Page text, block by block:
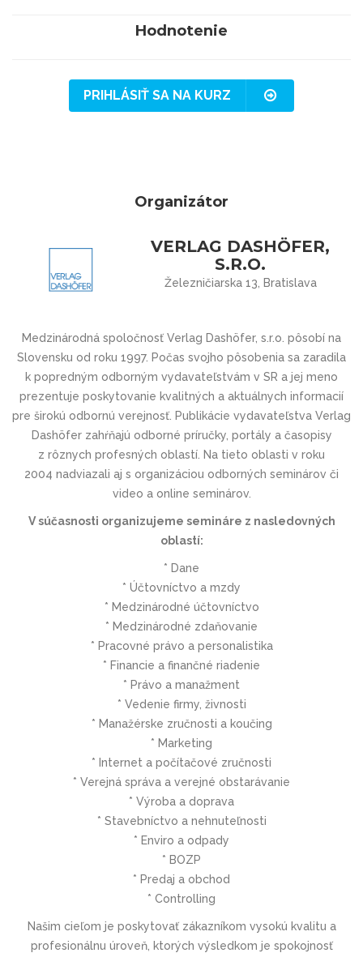
Hodnotenie
PRIHLÁSIŤ SA NA KURZ
Organizátor
VERLAG DASHÖFER,
S.R.O.
Železničiarska 13, Bratislava
Medzinárodná spoločnosť Verlag Dashöfer, s.r.o. pôsobí na
Slovensku od roku 1997. Počas svojho pôsobenia sa zaradila
k popredným odborným vydavateľstvám v SR a jej meno
prezentuje poskytovanie kvalitných a aktuálnych informacií
pre širokú odbornú verejnosť. Publikácie vydavateľstva Verlag
Dashöfer zahŕňajú odborné príručky, portály a časopisy
z rôznych profesných oblastí. Na tieto oblasti v roku
2004 nadviazali aj s organizáciou odborných seminárov či
video a online seminárov.
V súčasnosti organizujeme semináre z nasledovných
oblastí:
* Dane
* Účtovníctvo a mzdy
* Medzinárodné účtovníctvo
* Medzinárodné zdaňovanie
* Pracovné právo a personalistika
* Financie a finančné riadenie
* Právo a manažment
* Vedenie firmy, živnosti
* Manažérske zručnosti a koučing
* Marketing
* Internet a počítačové zručnosti
* Verejná správa a verejné obstarávanie
* Výroba a doprava
* Stavebníctvo a nehnuteľnosti
* Enviro a odpady
* BOZP
* Predaj a obchod
* Controlling
Našim cieľom je poskytovať zákazníkom vysokú kvalitu a
profesionálnu úroveň, ktorých výsledkom je spokojnosť